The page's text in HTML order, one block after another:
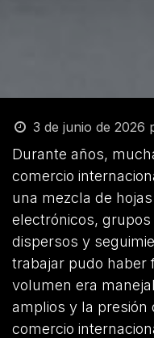
3 de junio de 2026
Durante años,
comercio
una mezcla de
electrónicos,
dispersos y
trabajar pudo haber
volumen era
amplios y la presión
comercio